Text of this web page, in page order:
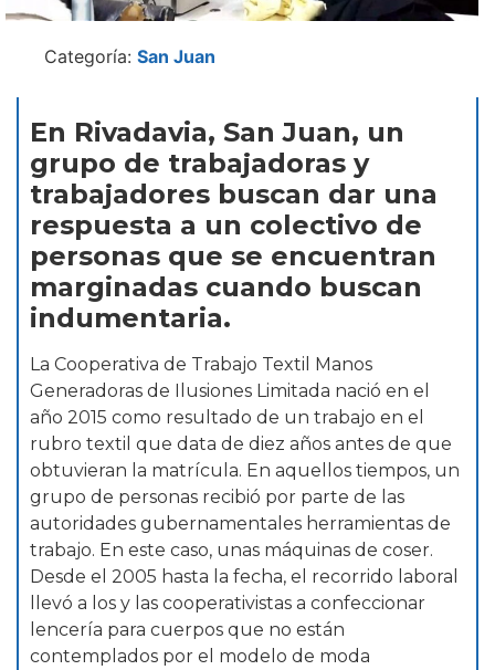
Categoría: San Juan
En Rivadavia, San Juan, un
grupo de trabajadoras y
trabajadores buscan dar una
respuesta a un colectivo de
personas que se encuentran
marginadas cuando buscan
indumentaria.
La Cooperativa de Trabajo Textil Manos
Generadoras de Ilusiones Limitada nació en el
año 2015 como resultado de un trabajo en el
rubro textil que data de diez años antes de que
obtuvieran la matrícula. En aquellos tiempos, un
grupo de personas recibió por parte de las
autoridades gubernamentales herramientas de
trabajo. En este caso, unas máquinas de coser.
Desde el 2005 hasta la fecha, el recorrido laboral
llevó a los y las cooperativistas a confeccionar
lencería para cuerpos que no están
contemplados por el modelo de moda